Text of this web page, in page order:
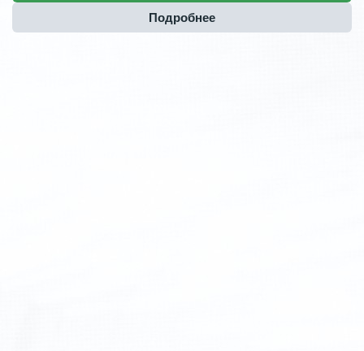
Подробнее